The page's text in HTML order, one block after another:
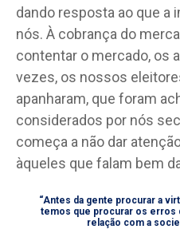
dando resposta ao que a
nós. À cobrança do
contentar o mercado, os
vezes, os nossos
apanharam, que foram
considerados por nós
começa a não dar
àqueles que falam bem
“Antes da gente procurar a
temos que procurar os erros
relação com a